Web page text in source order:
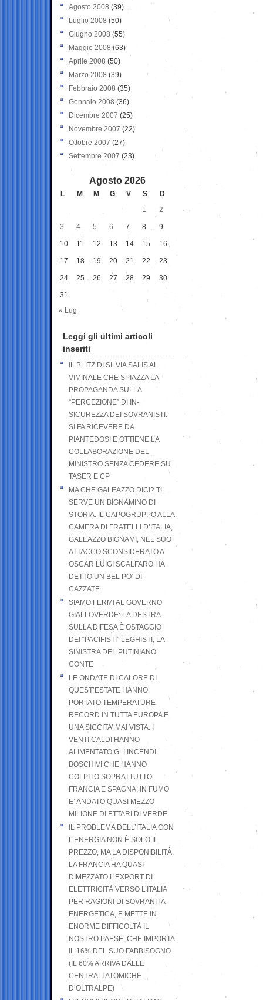
Agosto 2008 (39)
Luglio 2008 (50)
Giugno 2008 (55)
Maggio 2008(63)
Aprile 2008 (50)
Marzo 2008 (39)
Febbraio 2008 (35)
Gennaio 2008 (36)
Dicembre 2007 (25)
Novembre 2007 (22)
Ottobre 2007 (27)
Settembre 2007 (23)
Agosto 2026
L M M G V S
D
1
2
3 4 5 6 7 8 9
10 11 12 13 14 15 16
17 18 19 20 21 22 23
24 25 26 27 28 29 30
31
« Lug
Leggi gli ultimi articoli
inseriti
IL BLITZ DI SILVIA SALIS AL
VIMINALE CHE SPIAZZA LA
PROPAGANDA SULLA
“PERCEZIONE” DI IN-
SICUREZZA DEI SOVRANISTI:
SI FA RICEVERE DA
PIANTEDOSI E OTTIENE LA
COLLABORAZIONE DEL
MINISTRO SENZA CEDERE SU
TASER E CP
MA CHE GALEAZZO DICI? TI
SERVE UN BIGNAMINO DI
STORIA. IL CAPOGRUPPO ALLA
CAMERA DI FRATELLI D’ITALIA,
GALEAZZO BIGNAMI, NEL SUO
ATTACCO SCONSIDERATO A
OSCAR LUIGI SCALFARO HA
DETTO UN BEL PO’ DI
CAZZATE
SIAMO FERMI AL GOVERNO
GIALLOVERDE: LA DESTRA
SULLA DIFESA È OSTAGGIO
DEI “PACIFISTI” LEGHISTI, LA
SINISTRA DEL PUTINIANO
CONTE
LE ONDATE DI CALORE DI
QUEST’ESTATE HANNO
PORTATO TEMPERATURE
RECORD IN TUTTA EUROPA E
UNA SICCITA’ MAI VISTA. I
VENTI CALDI HANNO
ALIMENTATO GLI INCENDI
BOSCHIVI CHE HANNO
COLPITO SOPRATTUTTO
FRANCIA E SPAGNA: IN FUMO
E’ ANDATO QUASI MEZZO
MILIONE DI ETTARI DI VERDE
IL PROBLEMA DELL’ITALIA CON
L’ENERGIA NON È SOLO IL
PREZZO, MA LA DISPONIBILITÀ.
LA FRANCIA HA QUASI
DIMEZZATO L’EXPORT DI
ELETTRICITÀ VERSO L’ITALIA
PER RAGIONI DI SOVRANITÀ
ENERGETICA, E METTE IN
ENORME DIFFICOLTÀ IL
NOSTRO PAESE, CHE IMPORTA
IL 16% DEL SUO FABBISOGNO
(IL 60% ARRIVA DALLE
CENTRALI ATOMICHE
D’OLTRALPE)